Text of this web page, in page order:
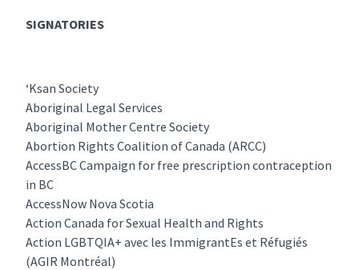
SIGNATORIES
‘Ksan Society
Aboriginal Legal Services
Aboriginal Mother Centre Society
Abortion Rights Coalition of Canada (ARCC)
AccessBC Campaign for free prescription contraception
in BC
AccessNow Nova Scotia
Action Canada for Sexual Health and Rights
Action LGBTQIA+ avec les ImmigrantEs et Réfugiés
(AGIR Montréal)